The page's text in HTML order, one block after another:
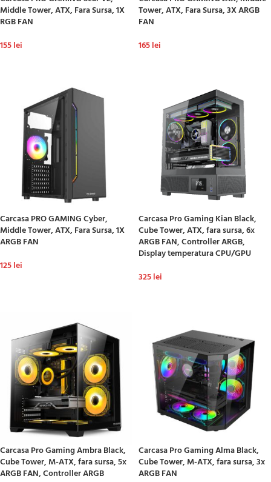
Middle Tower, ATX, Fara Sursa, 1X
RGB FAN
155lei
Tower, ATX, Fara Sursa, 3X ARGB
FAN
165lei
Carcasa PRO GAMING Cyber,
Middle Tower, ATX, Fara Sursa, 1X
ARGB FAN
125lei
Carcasa Pro Gaming Kian Black,
Cube Tower, ATX, fara sursa, 6x
ARGB FAN, Controller ARGB,
Display temperatura CPU/GPU
325lei
Carcasa Pro Gaming Ambra Black,
Cube Tower, M-ATX, fara sursa, 5x
ARGB FAN, Controller ARGB
Carcasa Pro Gaming Alma Black,
Cube Tower, M-ATX, fara sursa, 3x
ARGB FAN